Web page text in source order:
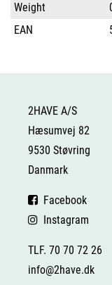
Weight
EAN
2HAVE A/S
Hæsumvej 82
9530 Støvring
Danmark
Facebook
Instagram
TLF. 70 70 72 26
info@2have.dk